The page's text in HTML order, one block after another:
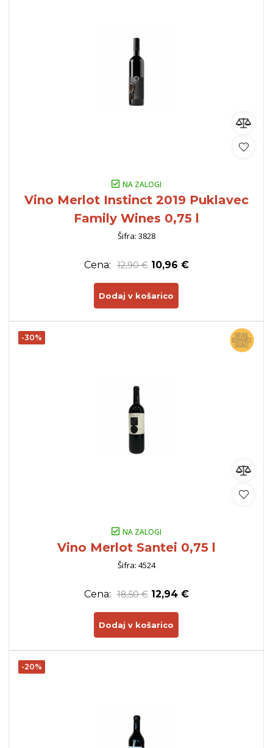
NA ZALOGI
Vino Merlot Instinct 2019 Puklavec
Family Wines 0,75 l
Šifra: 3828
Cena: 12,90 € 10,96 €
Dodaj v košarico
-30%
NA ZALOGI
Vino Merlot Santei 0,75 l
Šifra: 4524
Cena: 18,50 € 12,94 €
Dodaj v košarico
-20%